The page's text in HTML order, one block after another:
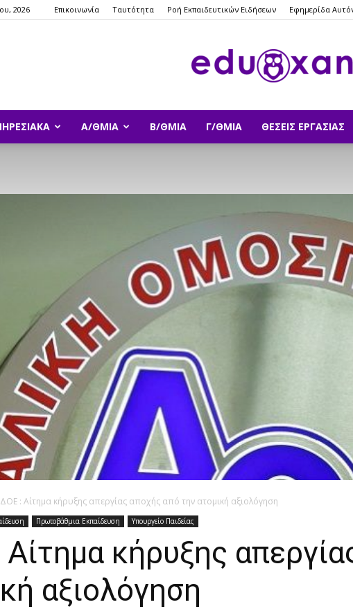
2026 Επικοινωνία Ταυτότητα Ροή Εκπαιδευτικών Ειδήσεων Εφημερίδα
eduxanthi
Α/ΘΜΙΑ Β/ΘΜΙΑ Γ/ΘΜΙΑ ΘΈΣΕΙΣ ΕΡΓΑΣΊΑΣ
ΔΟΕ : Αίτημα κήρυξης απεργίας αποχής από την ατομική αξιολόγηση
Πρωτοβάθμια Εκπαίδευση Υπουργείο Παιδείας
κήρυξης
αξιολόγηση